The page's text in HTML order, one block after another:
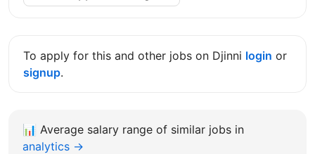
To apply for this and other jobs on Djinni login or
signup.
📊 Average salary range of similar jobs in
analytics →